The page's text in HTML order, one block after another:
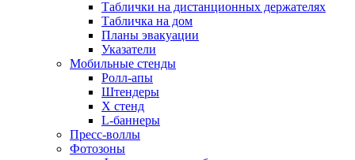
Таблички на дистанционных держателях
Табличка на дом
Планы эвакуации
Указатели
Мобильные стенды
Ролл-апы
Штендеры
Х стенд
L-баннеры
Пресс-воллы
Фотозоны